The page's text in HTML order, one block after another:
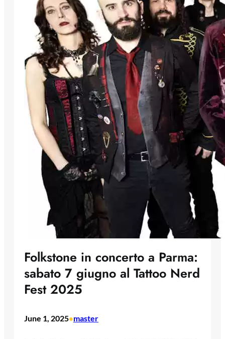
Folkstone in concerto a Parma:
sabato 7 giugno al Tattoo Nerd
Fest 2025
June 1, 2025•master